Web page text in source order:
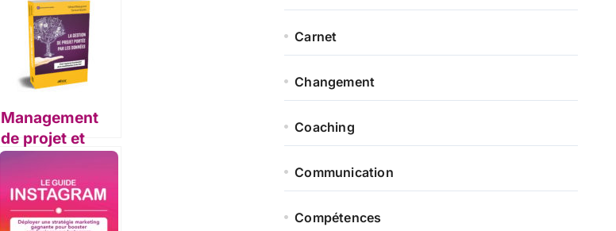
Management
de projet et
intelligence
artificielle : La
gestion de
projet par les
Carnet
Changement
Coaching
Communication
Compétences